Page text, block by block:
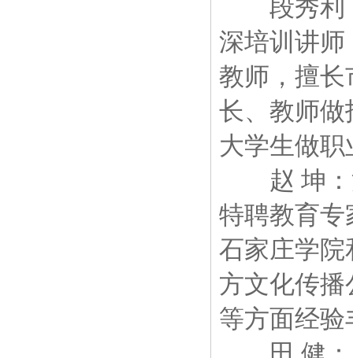
段秀利：
深培训讲
教师，擅长
长、教师做
大学生做
赵 坤：
特聘教育专
石家庄学院
方文化传
等方面经验